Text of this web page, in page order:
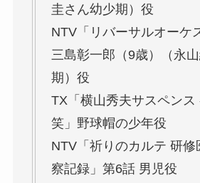
圭さん幼少期）役
NTV「リバーサルオーケ
三島彰一郎（9歳）（永
期）役
TX「横山秀夫サスペンス
笑」野球帽の少年役
NTV「祈りのカルテ 研修
察記録」第6話 男児役